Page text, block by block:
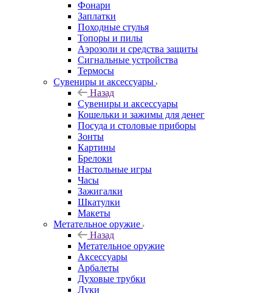
Фонари
Заплатки
Походные стулья
Топоры и пилы
Аэрозоли и средства защиты
Сигнальные устройства
Термосы
Сувениры и аксессуары
Назад
Сувениры и аксессуары
Кошельки и зажимы для денег
Посуда и столовые приборы
Зонты
Картины
Брелоки
Настольные игры
Часы
Зажигалки
Шкатулки
Макеты
Метательное оружие
Назад
Метательное оружие
Аксессуары
Арбалеты
Духовые трубки
Луки